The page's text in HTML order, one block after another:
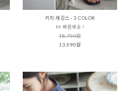
키치 레깅스 - 3 COLOR
M 빠른배송 !
18,700원
13,090원